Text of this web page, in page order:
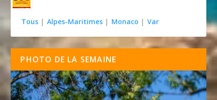
Tous | Alpes-Maritimes | Monaco | Var
PHOTO DE LA SEMAINE